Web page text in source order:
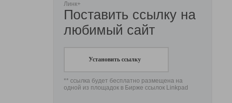
Линк+
Поставить ссылку на
любимый сайт
Установить ссылку
** ссылка будет бесплатно размещена на
одной из площадок в Бирже ссылок Linkpad